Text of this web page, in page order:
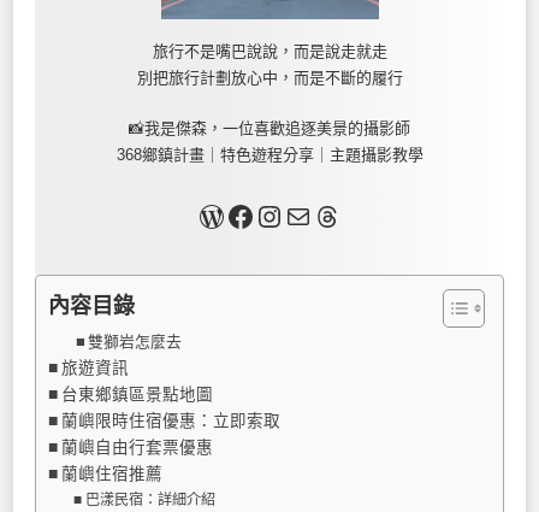
旅行不是嘴巴說說，而是說走就走
別把旅行計劃放心中，而是不斷的履行
📸我是傑森，一位喜歡追逐美景的攝影師
368鄉鎮計畫｜特色遊程分享｜主題攝影教學
關於我Facebook InstagramMail Threads
內容目錄
雙獅岩怎麼去
旅遊資訊
台東鄉鎮區景點地圖
蘭嶼限時住宿優惠：立即索取
蘭嶼自由行套票優惠
蘭嶼住宿推薦
巴漾民宿：詳細介紹